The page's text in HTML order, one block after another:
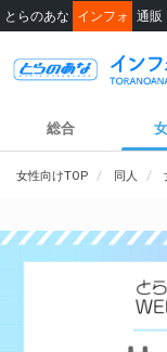
とらのあな インフォ 通販
総合
女性向けTOP 同人